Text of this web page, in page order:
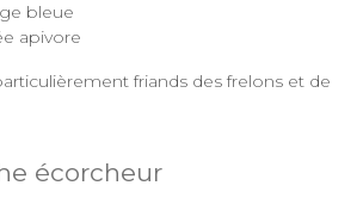
bleue
apivore
friands des frelons et de
écorcheur